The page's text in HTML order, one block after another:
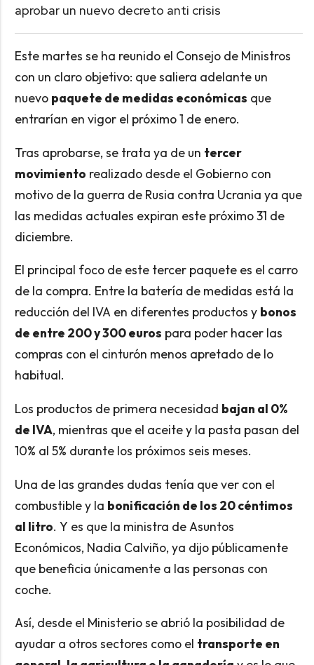
aprobar un nuevo decreto anti crisis
Este martes se ha reunido el Consejo de Ministros
con un claro objetivo: que saliera adelante un
nuevo paquete de medidas económicas que
entrarían en vigor el próximo 1 de enero.
Tras aprobarse, se trata ya de un tercer
movimiento realizado desde el Gobierno con
motivo de la guerra de Rusia contra Ucrania ya que
las medidas actuales expiran este próximo 31 de
diciembre.
El principal foco de este tercer paquete es el carro
de la compra. Entre la batería de medidas está la
reducción del IVA en diferentes productos y bonos
de entre 200 y 300 euros para poder hacer las
compras con el cinturón menos apretado de lo
habitual.
Los productos de primera necesidad bajan al 0%
de IVA, mientras que el aceite y la pasta pasan del
10% al 5% durante los próximos seis meses.
Una de las grandes dudas tenía que ver con el
combustible y la bonificación de los 20 céntimos
al litro. Y es que la ministra de Asuntos
Económicos, Nadia Calviño, ya dijo públicamente
que beneficia únicamente a las personas con
coche.
Así, desde el Ministerio se abrió la posibilidad de
ayudar a otros sectores como el transporte en